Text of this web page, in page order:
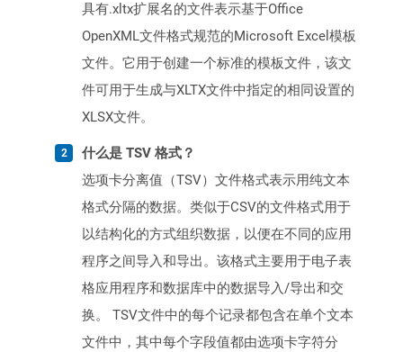
具有.xltx扩展名的文件表示基于Office
OpenXML文件格式规范的Microsoft Excel模板
文件。它用于创建一个标准的模板文件，该文
件可用于生成与XLTX文件中指定的相同设置的
XLSX文件。
什么是 TSV 格式？
选项卡分离值（TSV）文件格式表示用纯文本
格式分隔的数据。类似于CSV的文件格式用于
以结构化的方式组织数据，以便在不同的应用
程序之间导入和导出。该格式主要用于电子表
格应用程序和数据库中的数据导入/导出和交
换。 TSV文件中的每个记录都包含在单个文本
文件中，其中每个字段值都由选项卡字符分